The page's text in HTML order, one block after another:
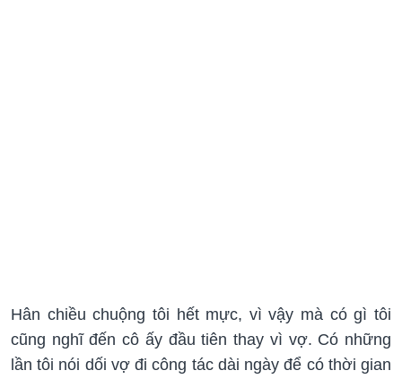
Hân chiều chuộng tôi hết mực, vì vậy mà có gì tôi
cũng nghĩ đến cô ấy đầu tiên thay vì vợ. Có những
lần tôi nói dối vợ đi công tác dài ngày để có thời gian